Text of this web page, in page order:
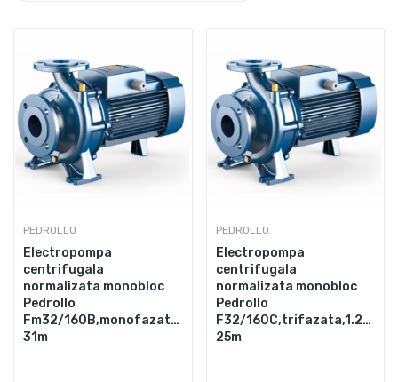
PEDROLLO
Electropompa
centrifugala
normalizata monobloc
Pedrollo
Fm32/160B,monofazata,1.25",2200W,400L/min,Hmax.
31m
PEDROLLO
Electropompa
centrifugala
normalizata monobloc
Pedrollo
F32/
25m